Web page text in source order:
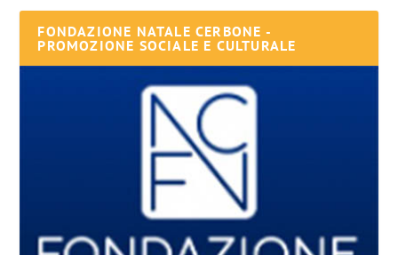
FONDAZIONE NATALE CERBONE -
PROMOZIONE SOCIALE E CULTURALE